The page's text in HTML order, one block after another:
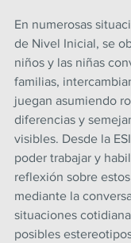
En numerosas
de Nivel Inicial, se
niños y las niñas
familias,
juegan asumiendo
diferencias y
visibles. Desde la
poder trabajar y
reflexión sobre
mediante la
situaciones
posibles